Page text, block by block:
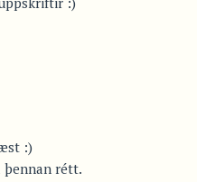
:)
þennan rétt.